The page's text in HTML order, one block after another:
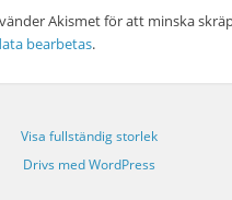
Akismet för att minska
bearbetas.
Visa fullständig storlek
Drivs med WordPress